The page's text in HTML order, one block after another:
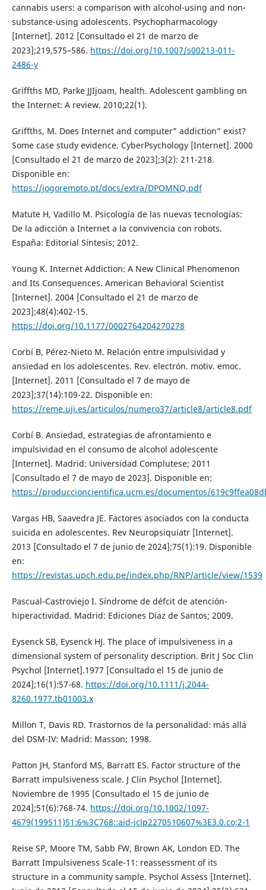
cannabis users: a comparison with alcohol-using and non-
substance-using adolescents. Psychopharmacology
[Internet]. 2012 [Consultado el 21 de marzo de
2023];219,575–586. https://doi.org/10.1007/s00213-011-
2486-y
Griffths MD, Parke JJIjoam, health. Adolescent gambling on
the Internet: A review. 2010;22(1).
Griffths, M. Does Internet and computer” addiction” exist?
Some case study evidence. CyberPsychology [Internet]. 2000
[Consultado el 21 de marzo de 2023];3(2): 211-218.
Disponible en:
https://jogoremoto.pt/docs/extra/DPOMNQ.pdf
Matute H, Vadillo M. Psicología de las nuevas tecnologías:
De la adicción a Internet a la convivencia con robots.
España: Editorial Síntesis; 2012.
Young K. Internet Addiction: A New Clinical Phenomenon
and Its Consequences. American Behavioral Scientist
[Internet]. 2004 [Consultado el 21 de marzo de
2023];48(4):402-15.
https://doi.org/10.1177/0002764204270278
Corbí B, Pérez-Nieto M. Relación entre impulsividad y
ansiedad en los adolescentes. Rev. electrón. motiv. emoc.
[Internet]. 2011 [Consultado el 7 de mayo de
2023];37(14):109-22. Disponible en:
https://reme.uji.es/articulos/numero37/article8/article8.pdf
Corbí B. Ansiedad, estrategias de afrontamiento e
impulsividad en el consumo de alcohol adolescente
[Internet]. Madrid: Universidad Complutese; 2011
[Consultado el 7 de mayo de 2023]. Disponible en:
https://produccioncientifica.ucm.es/documentos/
Vargas HB, Saavedra JE. Factores asociados con la conducta
suicida en adolescentes. Rev Neuropsiquiatr [Internet].
2013 [Consultado el 7 de junio de 2024];75(1):19. Disponible
en:
https://revistas.upch.edu.pe/index.php/RNP/article/view/1539
Pascual-Castroviejo I. Síndrome de défcit de atención-
hiperactividad. Madrid: Ediciones Díaz de Santos; 2009.
Eysenck SB, Eysenck HJ. The place of impulsiveness in a
dimensional system of personality description. Brit J Soc Clin
Psychol [Internet].1977 [Consultado el 15 de junio de
2024];16(1):57-68. https://doi.org/10.1111/j.2044-
8260.1977.tb01003.x
Millon T, Davis RD. Trastornos de la personalidad: más allá
del DSM-IV: Madrid: Masson; 1998.
Patton JH, Stanford MS, Barratt ES. Factor structure of the
Barratt impulsiveness scale. J Clin Psychol [Internet].
Noviembre de 1995 [Consultado el 15 de junio de
2024];51(6):768-74. https://doi.org/10.1002/1097-
4679(199511)51:6%3C768::aid-jclp2270510607%3E3.0.co;2-1
Reise SP, Moore TM, Sabb FW, Brown AK, London ED. The
Barratt Impulsiveness Scale-11: reassessment of its
structure in a community sample. Psychol Assess [Internet].